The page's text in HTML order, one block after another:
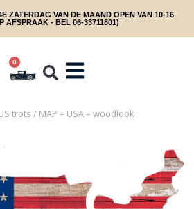
ZATERDAG VAN DE MAAND OPEN VAN 10-16
AFSPRAAK - BEL 06-33711801)
0
trots / MAP – USA – woodlook